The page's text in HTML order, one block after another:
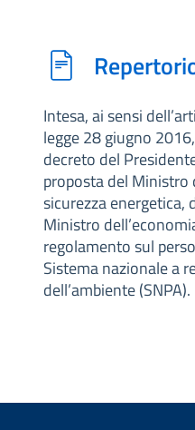
Intesa, ai sensi
legge 28 giugno
decreto del
proposta del Ministro
sicurezza energetica,
Ministro
regolamento sul
Sistema nazionale a
dell’ambiente (SNPA).